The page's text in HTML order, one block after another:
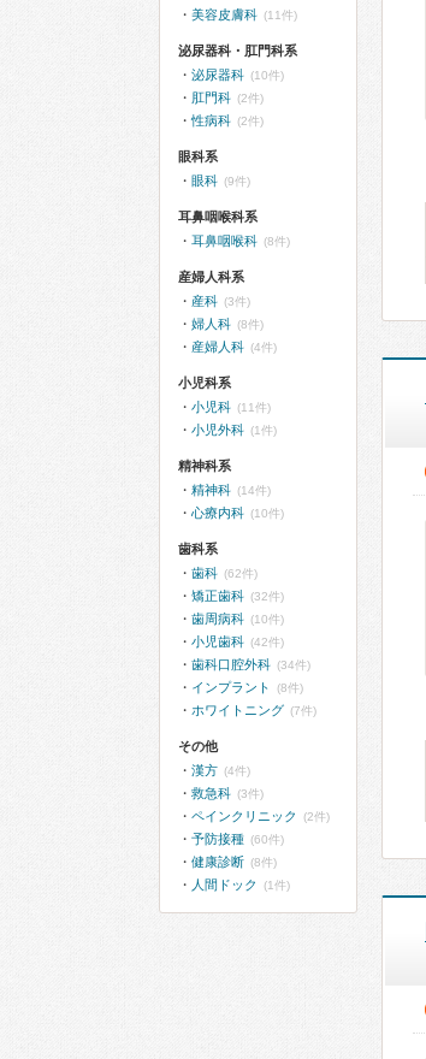
美容皮膚科 (11件)
泌尿器科・肛門科系
泌尿器科 (10件)
肛門科 (2件)
性病科 (2件)
眼科系
眼科 (9件)
耳鼻咽喉科系
耳鼻咽喉科 (8件)
産婦人科系
産科 (3件)
婦人科 (8件)
産婦人科 (4件)
小児科系
小児科 (11件)
小児外科 (1件)
精神科系
精神科 (14件)
心療内科 (10件)
歯科系
歯科 (62件)
矯正歯科 (32件)
歯周病科 (10件)
小児歯科 (42件)
歯科口腔外科 (34件)
インプラント (8件)
ホワイトニング (7件)
その他
漢方 (4件)
救急科 (3件)
ペインクリニック (2件)
予防接種 (60件)
健康診断 (8件)
人間ドック (1件)